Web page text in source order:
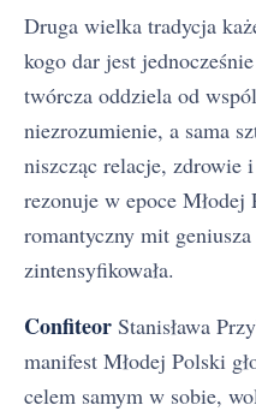
Druga wielka tradycja
kogo dar jest
twórcza oddziela od
niezrozumienie, a sama
niszcząc relacje, zdrowie
rezonuje w epoce
romantyczny mit
zintensyfikowała.
Confiteor Stanisława
manifest Młodej Polski
celem samym w sobie,